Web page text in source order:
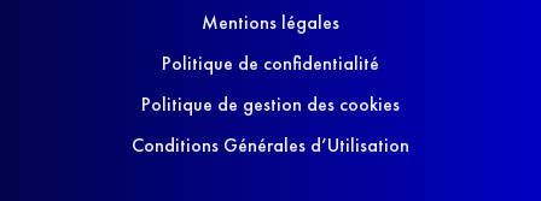
Mentions légales
Politique de confidentialité
Politique de gestion des cookies
Conditions Générales d’Utilisation